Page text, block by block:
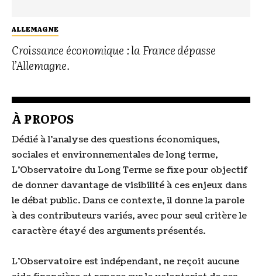
ALLEMAGNE
Croissance économique : la France dépasse
l’Allemagne.
À PROPOS
Dédié à l’analyse des questions économiques,
sociales et environnementales de long terme,
L’Observatoire du Long Terme se fixe pour objectif
de donner davantage de visibilité à ces enjeux dans
le débat public. Dans ce contexte, il donne la parole
à des contributeurs variés, avec pour seul critère le
caractère étayé des arguments présentés.
L’Observatoire est indépendant, ne reçoit aucune